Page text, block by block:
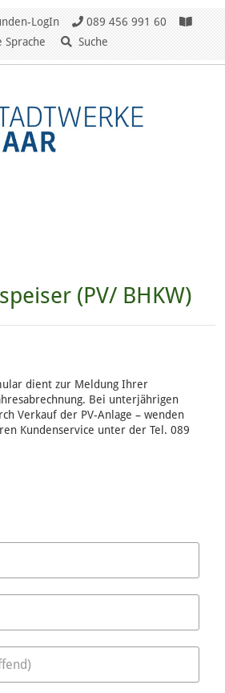
LogIn
089 456 991 60
Sprache
Suche
(PV/ BHKW)
dient zur Meldung Ihrer
Bei unterjährigen
Verkauf der PV-Anlage – wenden
Kundenservice unter der Tel. 089